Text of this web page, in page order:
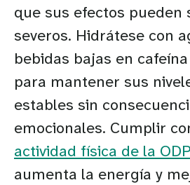
que sus efectos pueden
severos. Hidrátese con
bebidas bajas en
para mantener sus
estables sin
emocionales. Cumplir
actividad física de la
aumenta la energía y